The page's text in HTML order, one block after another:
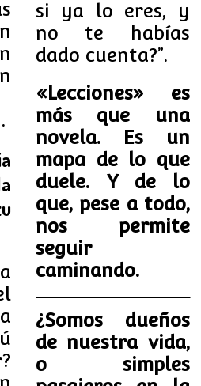
si ya lo eres, y
no te habías
dado cuenta?”.
«Lecciones» es
más que una
novela. Es un
mapa de lo que
duele. Y de lo
que, pese a todo,
nos permite
seguir
caminando.
¿Somos dueños
de nuestra vida,
o simples